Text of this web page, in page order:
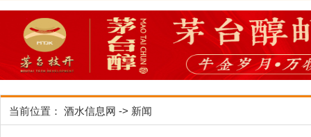
当前位置： 酒水信息网 -> 新闻